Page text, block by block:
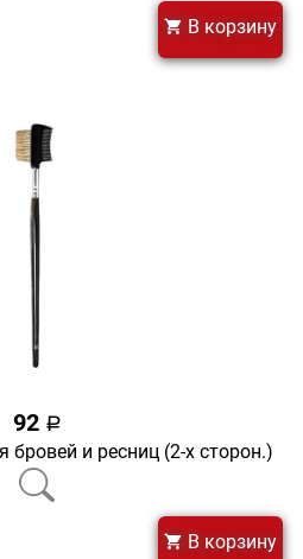
В корзину
92 a
и ресниц (2-х сторон.)
В корзину